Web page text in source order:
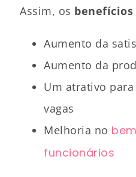
Assim, os benefícios
Aumento da
Aumento da
Um atrativo
vagas
Melhoria no
funcionários